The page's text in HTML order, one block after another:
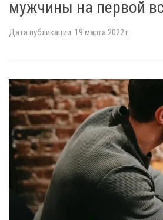
мужчины на первой
Дата публикации: 19 марта 2022 г.